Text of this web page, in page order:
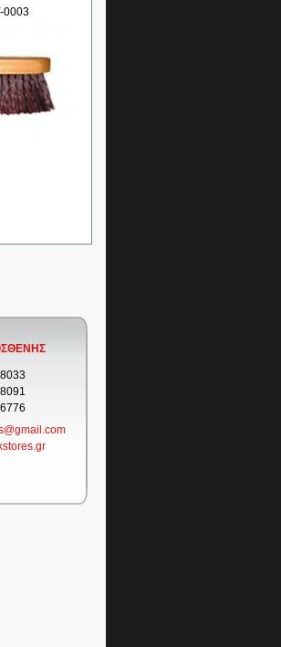
0003